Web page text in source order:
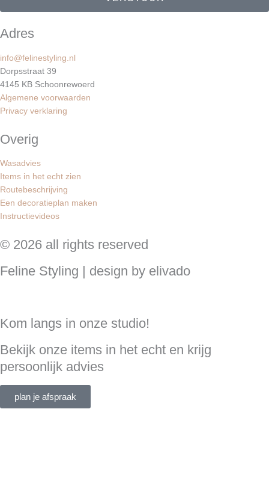
Adres
info@felinestyling.nl
Dorpsstraat 39
4145 KB Schoonrewoerd
Algemene voorwaarden
Privacy verklaring
Overig
Wasadvies
Items in het echt zien
Routebeschrijving
Een decoratieplan maken
Instructievideos
© 2026 all rights reserved
Feline Styling | design by elivado
Kom langs in onze studio!
Bekijk onze items in het echt en krijg
persoonlijk advies
plan je afspraak